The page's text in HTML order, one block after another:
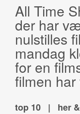
All Time
der har
nulstilles
mandag
for en
filmen
top 10 | her